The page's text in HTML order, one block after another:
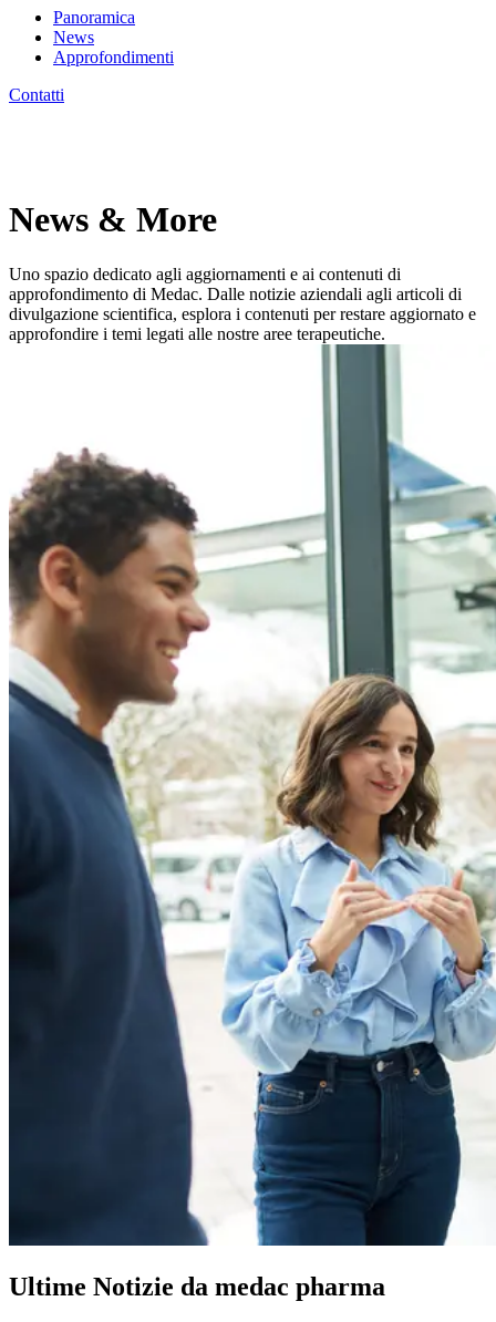
Panoramica
News
Approfondimenti
Contatti
News & More
Uno spazio dedicato agli aggiornamenti e ai contenuti di
approfondimento di Medac. Dalle notizie aziendali agli articoli di
divulgazione scientifica, esplora i contenuti per restare aggiornato e
approfondire i temi legati alle nostre aree terapeutiche.
Ultime Notizie da medac pharma